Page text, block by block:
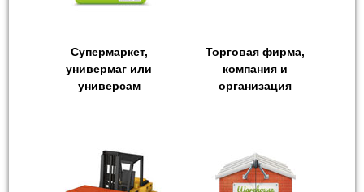
Супермаркет,
универмаг или
универсам
Торговая фирма,
компания и
организация